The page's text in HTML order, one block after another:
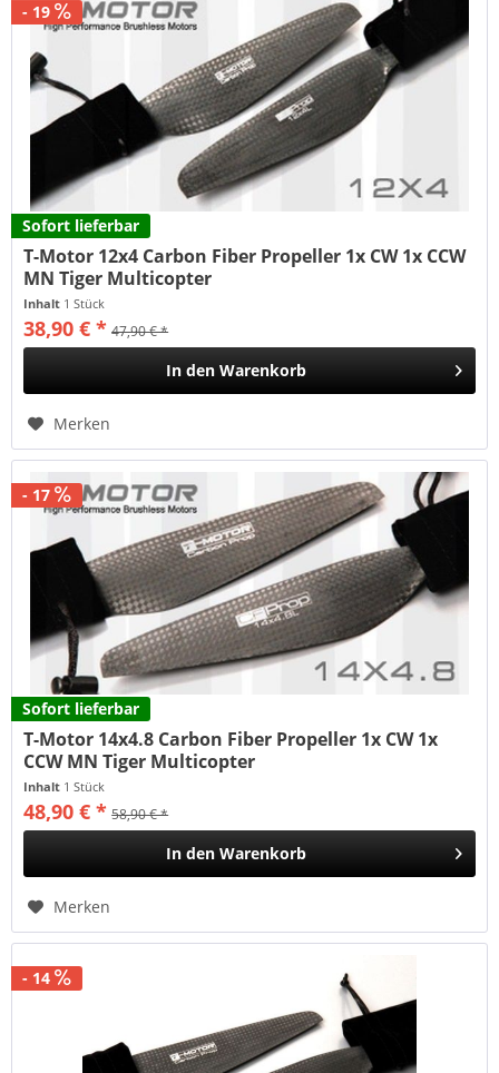
- 19
Sofort lieferbar
T-Motor 12x4 Carbon Fiber Propeller 1x CW 1x CCW
MN Tiger Multicopter
Inhalt 1 Stück
38,90 € * 47,90 € *
In den Warenkorb
Merken
- 17
Sofort lieferbar
T-Motor 14x4.8 Carbon Fiber Propeller 1x CW 1x
CCW MN Tiger Multicopter
Inhalt 1 Stück
48,90 € * 58,90 € *
In den Warenkorb
Merken
- 14